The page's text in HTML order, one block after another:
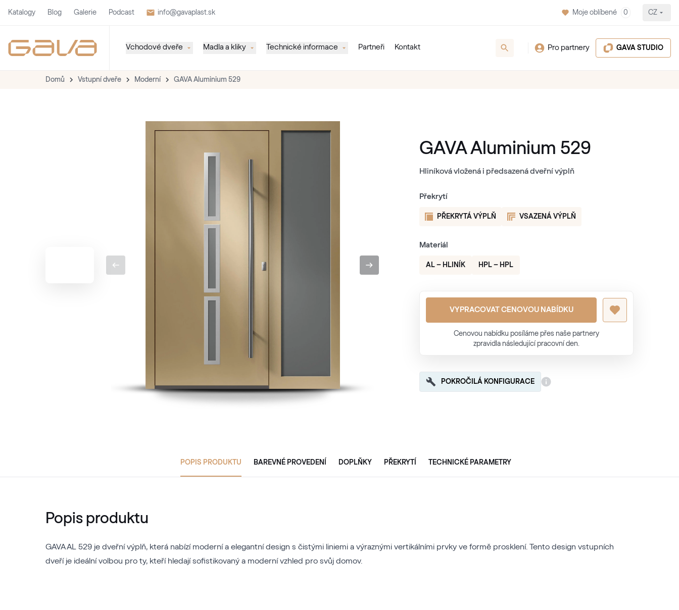
Katalogy Blog Galerie Podcast info@gavaplast.sk Moje oblíbené 0 CZ
Vchodové dveře Madla a kliky Technické informace Partneři Kontakt Pro partnery GAVA STUDIO
Domů Vstupní dveře Moderní GAVA Aluminium 529
GAVA Aluminium 529
Hliníková vložená i předsazená dveřní výplň
Překrytí
PŘEKRYTÁ VÝPLŇ VSAZENÁ VÝPLŇ
Materiál
AL – HLINÍK HPL – HPL
VYPRACOVAT CENOVOU NABÍDKU
Cenovou nabídku posíláme přes naše partnery
zpravidla následující pracovní den.
POKROČILÁ KONFIGURACE
POPIS PRODUKTU BAREVNÉ PROVEDENÍ DOPLŇKY PŘEKRYTÍ TECHNICKÉ PARAMETRY
Popis produktu
GAVA AL 529 je dveřní výplň, která nabízí moderní a elegantní design s čistými liniemi a výraznými vertikálními prvky ve formě prosklení. Tento design vstupních
dveří je ideální volbou pro ty, kteří hledají sofistikovaný a moderní vzhled pro svůj domov.